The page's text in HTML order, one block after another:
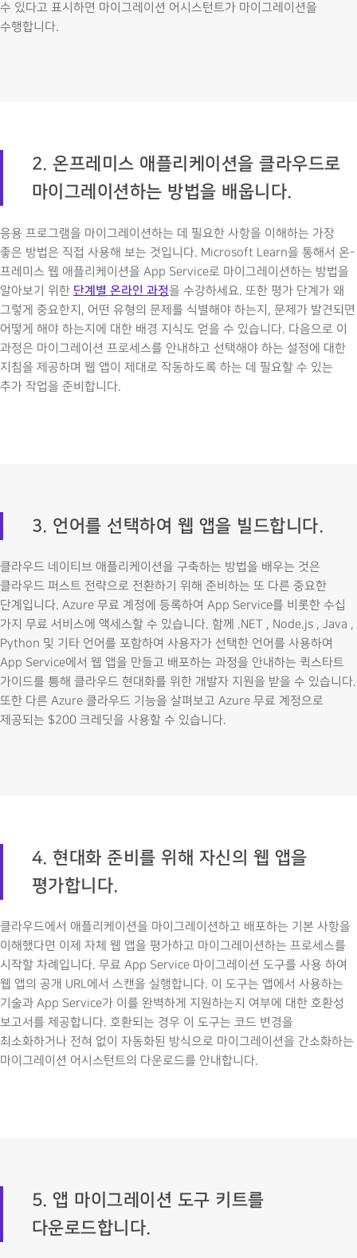
수 있다고 표시하면 마이그레이션 어시스턴트가 마이그레이션을
수행합니다.
2. 온프레미스 애플리케이션을 클라우드로
마이그레이션하는 방법을 배웁니다.
응용 프로그램을 마이그레이션하는 데 필요한 사항을 이해하는 가장
좋은 방법은 직접 사용해 보는 것입니다. Microsoft Learn을 통해서 온-
프레미스 웹 애플리케이션을 App Service로 마이그레이션하는 방법을
알아보기 위한 단계별 온라인 과정을 수강하세요. 또한 평가 단계가 왜
그렇게 중요한지, 어떤 유형의 문제를 식별해야 하는지, 문제가 발견되면
어떻게 해야 하는지에 대한 배경 지식도 얻을 수 있습니다. 다음으로 이
과정은 마이그레이션 프로세스를 안내하고 선택해야 하는 설정에 대한
지침을 제공하며 웹 앱이 제대로 작동하도록 하는 데 필요할 수 있는
추가 작업을 준비합니다.
3. 언어를 선택하여 웹 앱을 빌드합니다.
클라우드 네이티브 애플리케이션을 구축하는 방법을 배우는 것은
클라우드 퍼스트 전략으로 전환하기 위해 준비하는 또 다른 중요한
단계입니다. Azure 무료 계정에 등록하여 App Service를 비롯한 수십
가지 무료 서비스에 액세스할 수 있습니다. 함께 .NET , Node.js , Java ,
Python 및 기타 언어를 포함하여 사용자가 선택한 언어를 사용하여
App Service에서 웹 앱을 만들고 배포하는 과정을 안내하는 퀵스타트
가이드를 틍해 클라우드 현대화를 위한 개발자 지원을 받을 수 있습니다.
또한 다른 Azure 클라우드 기능을 살펴보고 Azure 무료 계정으로
제공되는 $200 크레딧을 사용할 수 있습니다.
4. 현대화 준비를 위해 자신의 웹 앱을
평가합니다.
클라우드에서 애플리케이션을 마이그레이션하고 배포하는 기본 사항을
이해했다면 이제 자체 웹 앱을 평가하고 마이그레이션하는 프로세스를
시작할 차례입니다. 무료 App Service 마이그레이션 도구를 사용 하여
웹 앱의 공개 URL에서 스캔을 실행합니다. 이 도구는 앱에서 사용하는
기술과 App Service가 이를 완벽하게 지원하는지 여부에 대한 호환성
보고서를 제공합니다. 호환되는 경우 이 도구는 코드 변경을
최소화하거나 전혀 없이 자동화된 방식으로 마이그레이션을 간소화하는
마이그레이션 어시스턴트의 다운로드를 안내합니다.
5. 앱 마이그레이션 도구 키트를
다운로드합니다.